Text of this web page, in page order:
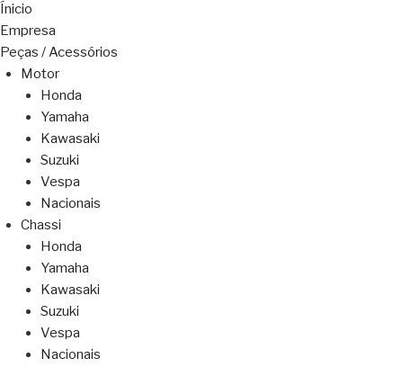
Ínicio
Empresa
Peças / Acessórios
Motor
Honda
Yamaha
Kawasaki
Suzuki
Vespa
Nacionais
Chassi
Honda
Yamaha
Kawasaki
Suzuki
Vespa
Nacionais